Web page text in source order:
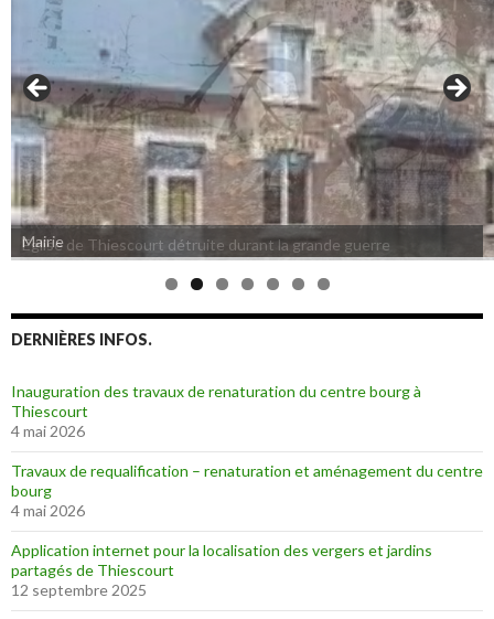
Eglise de Thiescourt détruite durant la grande guerre
DERNIÈRES INFOS.
Inauguration des travaux de renaturation du centre bourg à
Thiescourt
4 mai 2026
Travaux de requalification – renaturation et aménagement du centre
bourg
4 mai 2026
Application internet pour la localisation des vergers et jardins
partagés de Thiescourt
12 septembre 2025